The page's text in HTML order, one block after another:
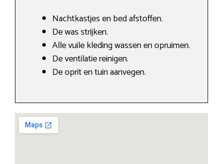
Nachtkastjes en bed afstoffen.
De was strijken.
Alle vuile kleding wassen en opruimen.
De ventilatie reinigen.
De oprit en tuin aanvegen.